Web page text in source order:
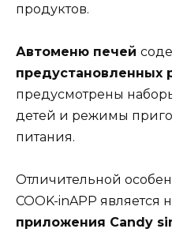
продуктов.
Автоменю печей
предустановленных
предусмотрены
детей и режимы
питания.
Отличительной
COOK-inAPP является
приложения Candy